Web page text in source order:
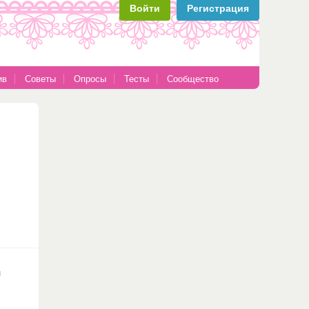
Войти Регистрация
Советы Опросы Тесты Сообщество